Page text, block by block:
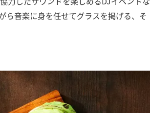
ら音楽に身を任せてグラスを掲げる、そ